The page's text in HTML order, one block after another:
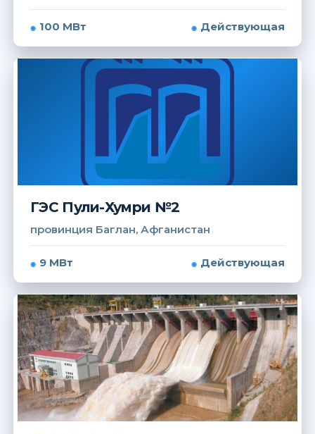
100 МВт Действующая
ГЭС Пули-Хумри №2
провинция Баглан, Афганистан
9 МВт Действующая